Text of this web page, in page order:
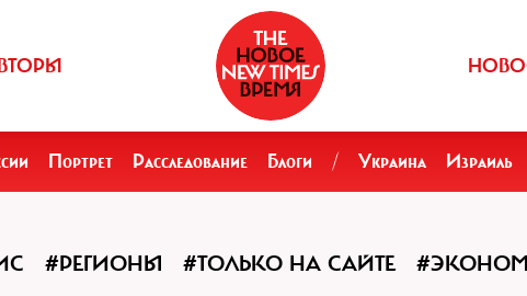
Портрет Расследование Блоги / Украина Израиль
#РЕГИОНЫ #ТОЛЬКО НА САЙТЕ